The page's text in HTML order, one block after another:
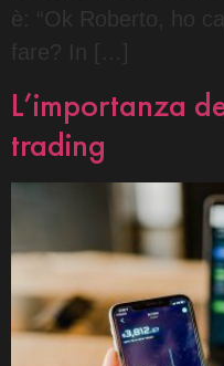
è: “Ok Roberto, ho
fare? In […]
L’importanza
trading